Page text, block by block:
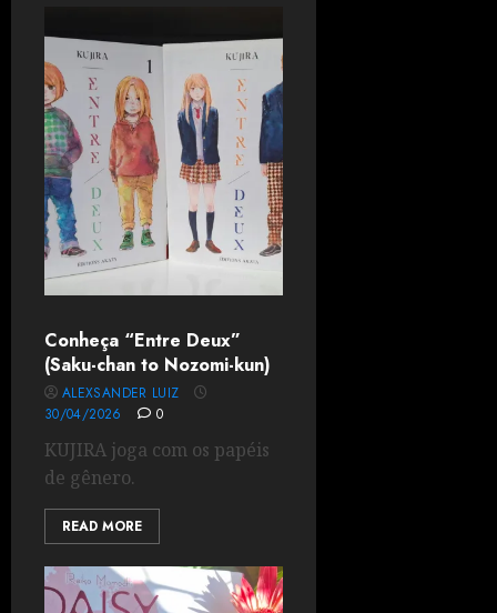
Conheça “Entre Deux”
(Saku-chan to Nozomi-kun)
ALEXSANDER LUIZ
30/04/2026
0
KUJIRA joga com os papéis
de gênero.
READ MORE